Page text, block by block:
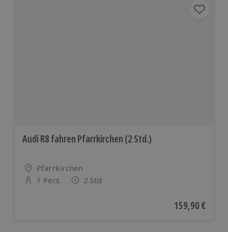
Audi R8 fahren Pfarrkirchen (2 Std.)
Standort
Pfarrkirchen
Anzahl der Teilnehmer
1 Pers. 2 Std
Aktueller Preis
159,90 €